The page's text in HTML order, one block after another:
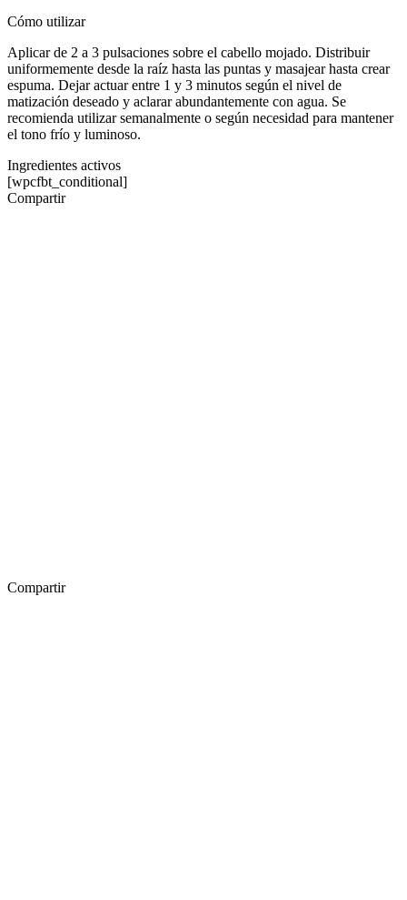
Cómo utilizar
Aplicar de 2 a 3 pulsaciones sobre el cabello mojado. Distribuir
uniformemente desde la raíz hasta las puntas y masajear hasta crear
espuma. Dejar actuar entre 1 y 3 minutos según el nivel de
matización deseado y aclarar abundantemente con agua. Se
recomienda utilizar semanalmente o según necesidad para mantener
el tono frío y luminoso.
Ingredientes activos
[wpcfbt_conditional]
Compartir
Compartir